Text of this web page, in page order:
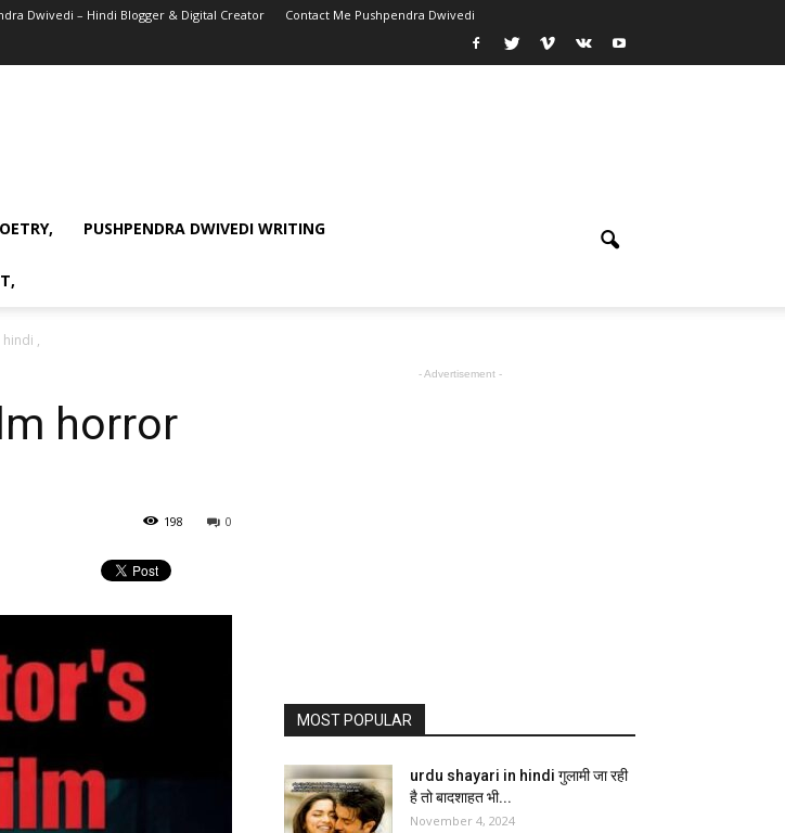
Dwivedi – Hindi Blogger & Digital Creator Contact Me Pushpendra Dwivedi
PUSHPENDRA DWIVEDI WRITING
,
horror
0
198
- Advertisement -
MOST POPULAR
urdu shayari in hindi गुलामी जा रही
है तो बादशाहत भी...
November 4, 2024